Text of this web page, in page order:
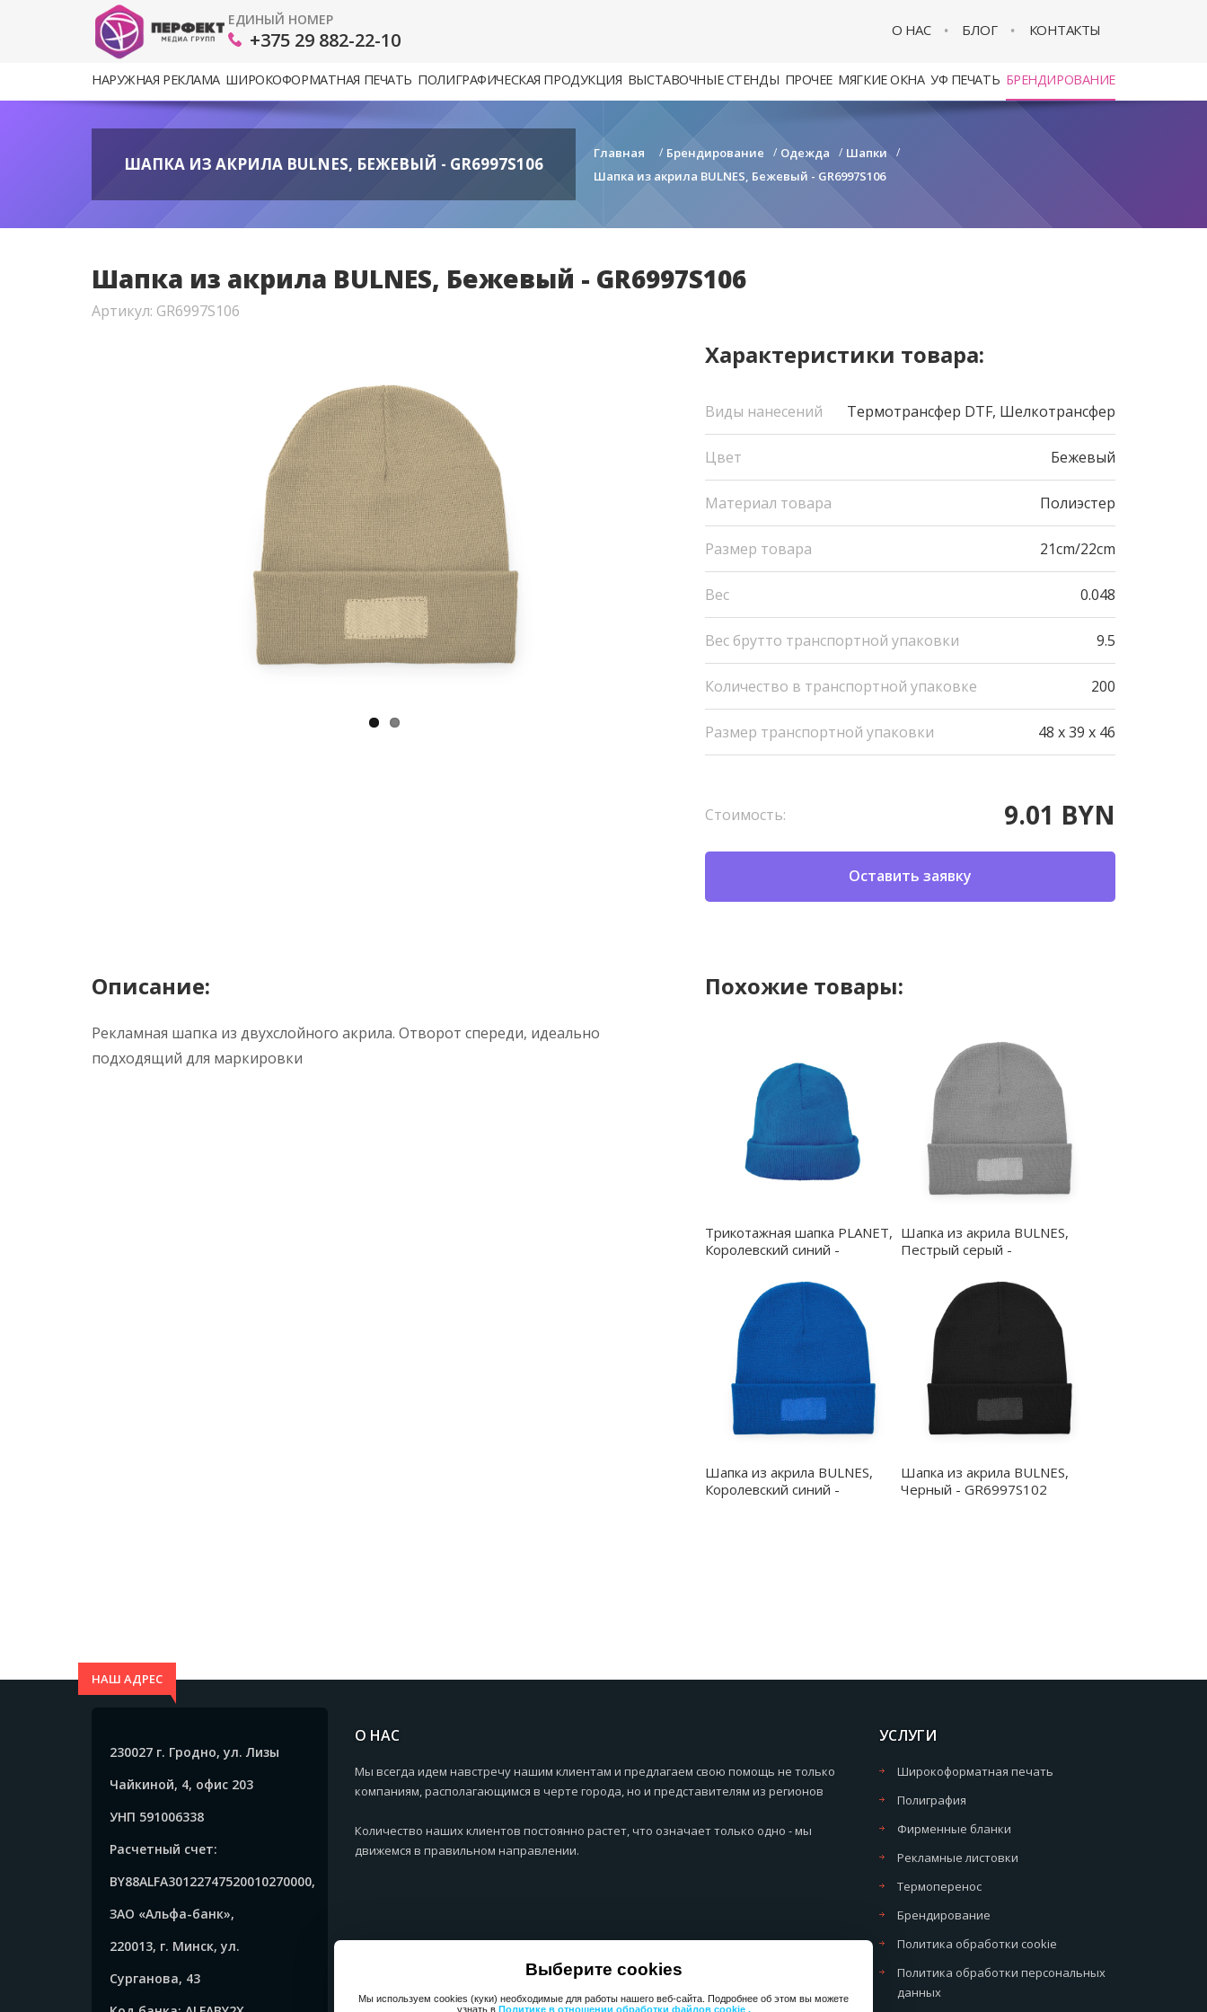
ЕДИНЫЙ НОМЕР
+375 29 882-22-10 О НАС БЛОГ КОНТАКТЫ
Выберите cookies
Мы используем cookies (куки) необходимые для работы нашего веб-сайта. Подробнее об этом вы можете
узнать вПолитике в отношении обработки файлов cookie .
НАРУЖНАЯ РЕКЛАМА ШИРОКОФОРМАТНАЯ ПЕЧАТЬ ПОЛИГРАФИЧЕСКАЯ ПРОДУКЦИЯ ВЫСТАВОЧНЫЕ СТЕНДЫ ПРОЧЕЕ МЯГКИЕ ОКНА УФ ПЕЧАТЬ БРЕНДИРОВАНИЕ
ШАПКА ИЗ АКРИЛА BULNES, БЕЖЕВЫЙ - GR6997S106
Главная / Брендирование / Одежда / Шапки /
Шапка из акрила BULNES, Бежевый - GR6997S106
Шапка из акрила BULNES, Бежевый - GR6997S106
Артикул: GR6997S106
Характеристики товара:
Виды нанесений Термотрансфер DTF, Шелкотрансфер
Цвет Бежевый
Материал товара Полиэстер
Размер товара 21cm/22cm
Вес 0.048
Вес брутто транспортной упаковки 9.5
Количество в транспортной упаковке 200
Размер транспортной упаковки 48 x 39 x 46
Стоимость: 9.01 BYN
Оставить заявку
Описание:
Рекламная шапка из двухслойного акрила. Отворот спереди, идеально
подходящий для маркировки
Похожие товары:
Трикотажная шапка PLANET,
Королевский синий -
Шапка из акрила BULNES,
Пестрый серый -
Шапка из акрила BULNES,
Королевский синий -
Шапка из акрила BULNES,
Черный - GR6997S102
НАШ АДРЕС
230027 г. Гродно, ул. Лизы
Чайкиной, 4, офис 203
УНП 591006338
Расчетный счет:
BY88ALFA30122747520010270000,
ЗАО «Альфа-банк»,
220013, г. Минск, ул.
Сурганова, 43
О НАС
Мы всегда идем навстречу нашим клиентам и предлагаем свою помощь не только
компаниям, располагающимся в черте города, но и представителям из регионов
Количество наших клиентов постоянно растет, что означает только одно - мы
движемся в правильном направлении.
УСЛУГИ
Широкоформатная печать
Полиграфия
Фирменные бланки
Рекламные листовки
Термоперенос
Брендирование
Политика обработки cookie
Политика обработки персональных
данных